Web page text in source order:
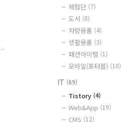
체험단 (7)
도서 (8)
차량용품 (4)
생활용품 (3)
패션아이템 (1)
모바일(포터블) (10)
IT (69)
Tistory (4)
Web&App (19)
CMS (12)